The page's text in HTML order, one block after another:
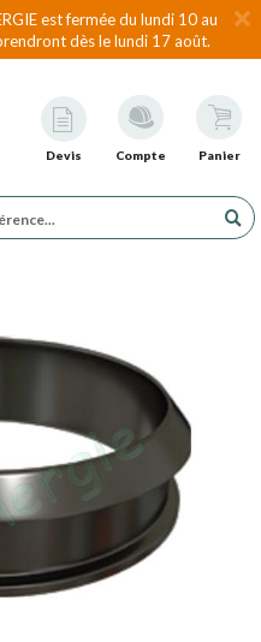
est fermée du lundi 10 au
dès le lundi 17 août.
Devis Compte Panier